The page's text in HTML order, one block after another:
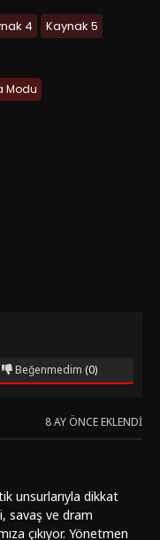
4
Kaynak 5
Modu
Beğenmedim (0)
8 AY ÖNCE EKLENDI
unsurlarıyla dikkat
savaş ve dram
çıkıyor. Yönetmen